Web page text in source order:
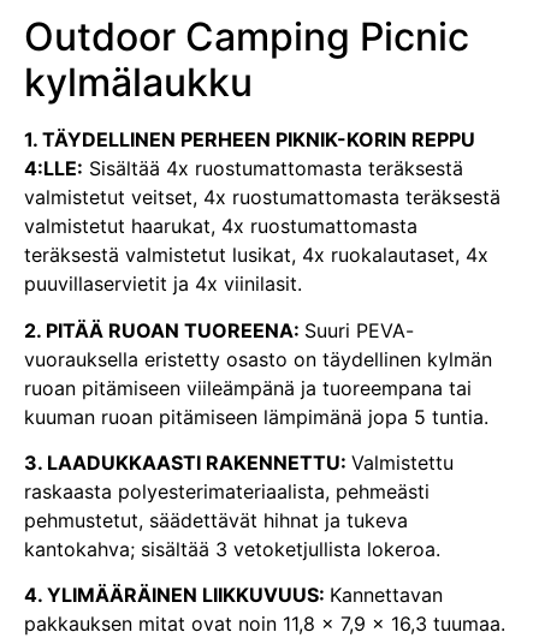
Outdoor Camping Picnic
kylmälaukku
1. TÄYDELLINEN PERHEEN PIKNIK-KORIN REPPU
4:LLE: Sisältää 4x ruostumattomasta teräksestä
valmistetut veitset, 4x ruostumattomasta teräksestä
valmistetut haarukat, 4x ruostumattomasta
teräksestä valmistetut lusikat, 4x ruokalautaset, 4x
puuvillaservietit ja 4x viinilasit.
2. PITÄÄ RUOAN TUOREENA: Suuri PEVA-
vuorauksella eristetty osasto on täydellinen kylmän
ruoan pitämiseen viileämpänä ja tuoreempana tai
kuuman ruoan pitämiseen lämpimänä jopa 5 tuntia.
3. LAADUKKAASTI RAKENNETTU: Valmistettu
raskaasta polyesterimateriaalista, pehmeästi
pehmustetut, säädettävät hihnat ja tukeva
kantokahva; sisältää 3 vetoketjullista lokeroa.
4. YLIMÄÄRÄINEN LIIKKUVUUS: Kannettavan
pakkauksen mitat ovat noin 11,8 x 7,9 x 16,3 tuumaa.